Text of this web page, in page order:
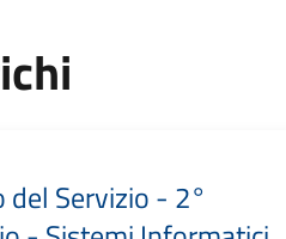
del Servizio - 2°